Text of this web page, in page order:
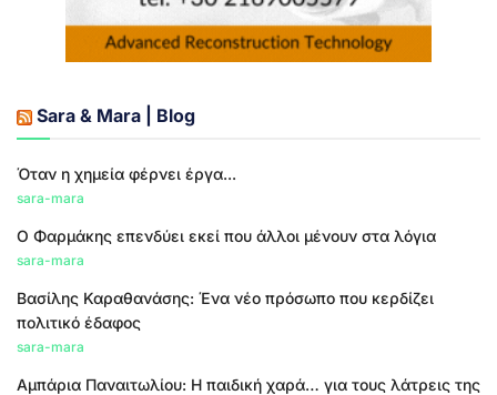
Sara & Mara | Blog
Όταν η χημεία φέρνει έργα...
sara-mara
Ο Φαρμάκης επενδύει εκεί που άλλοι μένουν στα λόγια
sara-mara
Βασίλης Καραθανάσης: Ένα νέο πρόσωπο που κερδίζει
πολιτικό έδαφος
sara-mara
Αμπάρια Παναιτωλίου: Η παιδική χαρά… για τους λάτρεις της